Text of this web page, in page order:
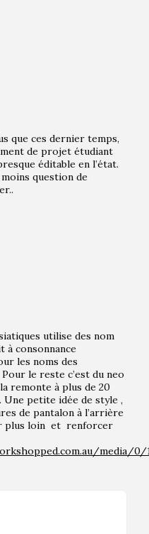
que ces dernier temps,
de projet étudiant
éditable en l’état.
question de
utilise des nom
consonnance
les noms des
le reste c’est du neo
remonte à plus de 20
petite idée de style ,
de pantalon à l’arrière
plus loin et renforcer
media/0/